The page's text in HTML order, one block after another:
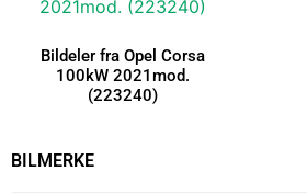
BILMERKE
Bildeler fra Opel Corsa
100kW 2021mod.
(223240)